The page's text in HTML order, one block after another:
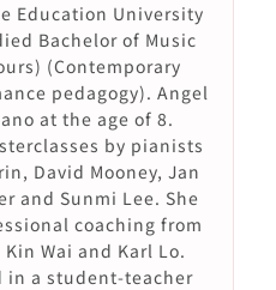
Education University
Bachelor of Music
(Contemporary
pedagogy). Angel
at the age of 8.
by pianists
David Mooney, Jan
and Sunmi Lee. She
coaching from
Wai and Karl Lo.
in a student-teacher